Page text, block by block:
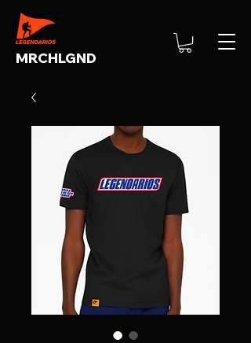
MRCHLGND